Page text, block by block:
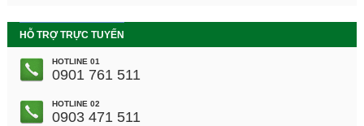
HỖ TRỢ TRỰC TUYẾN
HOTLINE 01
0901 761 511
HOTLINE 02
0903 471 511